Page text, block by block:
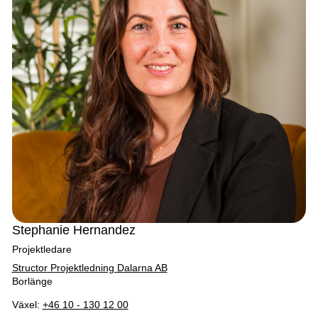
Stephanie Hernandez
Projektledare
Structor Projektledning Dalarna AB
Borlänge
Växel: +46 10 - 130 12 00